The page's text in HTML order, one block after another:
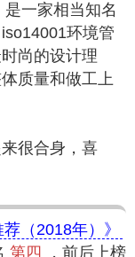
一家相当知名
环境管
尚的设计理
质量和做工上
很合身，喜
（2018年）》
第四 ，前后上榜